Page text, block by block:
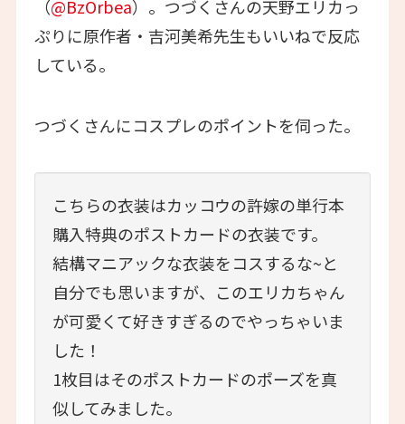
（@BzOrbea）。つづくさんの天野エリカっ
ぷりに原作者・吉河美希先生もいいねで反応
している。
つづくさんにコスプレのポイントを伺った。
こちらの衣装はカッコウの許嫁の単行本
購入特典のポストカードの衣装です。
結構マニアックな衣装をコスするな~と
自分でも思いますが、このエリカちゃん
が可愛くて好きすぎるのでやっちゃいま
した！
1枚目はそのポストカードのポーズを真
似してみました。